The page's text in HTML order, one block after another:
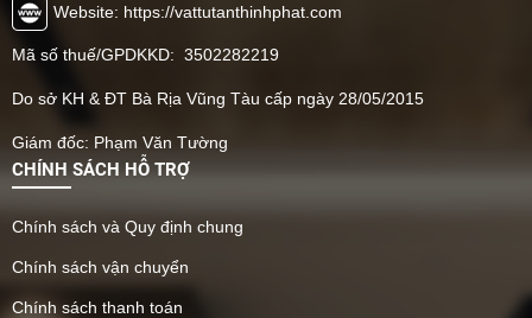
Website: https://vattutanthinhphat.com
Mã số thuế/GPDKKD: 3502282219
Do sở KH & ĐT Bà Rịa Vũng Tàu cấp ngày 28/05/2015
Giám đốc: Phạm Văn Tường
CHÍNH SÁCH HỖ TRỢ
Chính sách và Quy định chung
Chính sách vận chuyển
Chính sách thanh toán